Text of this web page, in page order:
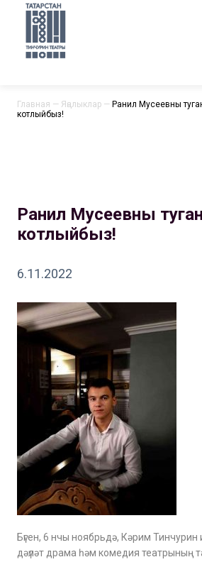
Главная — Яңалыклар — Ранил Мусеевны
котлыйбыз!
Ранил Мусеевны туган
котлыйбыз!
6.11.2022
Бүген, 6 нчы ноябрьдә, Кәрим
дәүләт драма һәм комедия театрының